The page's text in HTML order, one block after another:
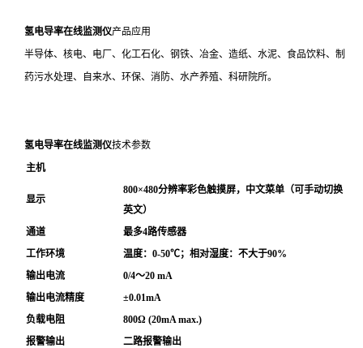
氢电导率在线监测仪产品应用
半导体、核电、电厂、化工石化、钢铁、冶金、造纸、水泥、食品饮料、制
药污水处理、自来水、环保、消防、水产养殖、科研院所。
氢电导率在线监测仪技术参数
主机
显示
800×480分辨率彩色触摸屏，中文菜单（可手动切换
英文）
通道
最多4路传感器
工作环境
温度：0-50℃；相对湿度：不大于90%
输出电流
0/4～20 mA
输出电流精度
±0.01mA
负载电阻
800Ω (20mA max.)
报警输出
二路报警输出